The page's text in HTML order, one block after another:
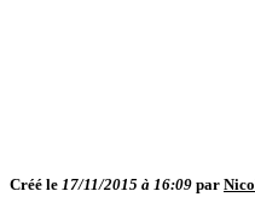
Créé le 17/11/2015 à 16:09 par